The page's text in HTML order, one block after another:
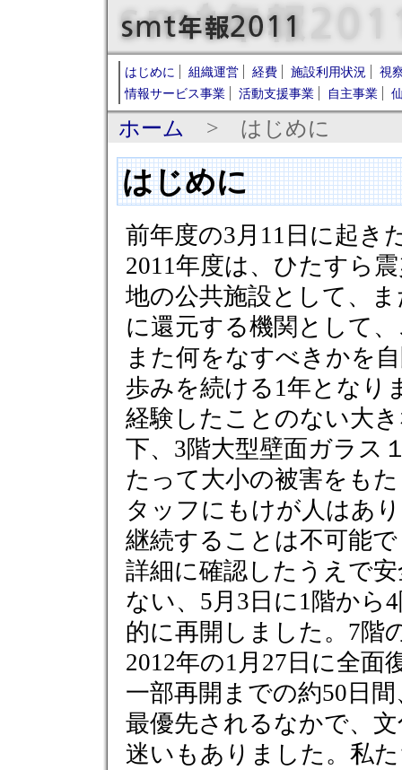
はじめに 組織運営 経費 施設利用状況
視
情報サービス事業
活動支援事業 自主事業
ホーム > はじめに
はじめに
前年度の3月11日に起き
2011年度は、ひたすら
地の公共施設として、
に還元する機関として
また何をなすべきかを
歩みを続ける1年となり
経験したことのない大
下、3階大型壁面ガラス
たって大小の被害をも
タッフにもけが人はあ
継続することは不可能
詳細に確認したうえで
ない、5月3日に1階から
的に再開しました。7階
2012年の1月27日に全面
一部再開までの約50日
最優先されるなかで、
迷いもありました。私